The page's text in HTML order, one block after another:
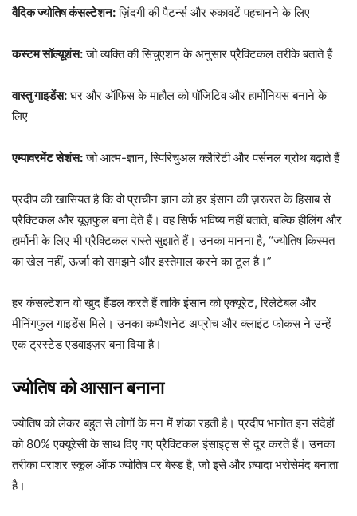
वैदिक ज्योतिष कंसल्टेशन:ज़िंदगी की पैटर्न्स और रुकावटें पहचानने के लिए
कस्टम सॉल्यूशंस:जो व्यक्ति की सिचुएशन के अनुसार प्रैक्टिकल तरीके बताते हैं
वास्तु गाइडेंस:घर और ऑफिस के माहौल को पॉजिटिव और हार्मोनियस बनाने के
लिए
एम्पावरमेंट सेशंस:जो आत्म-ज्ञान, स्पिरिचुअल क्लैरिटी और पर्सनल ग्रोथ बढ़ाते हैं
प्रदीप की खासियत है कि वो प्राचीन ज्ञान को हर इंसान की ज़रूरत के हिसाब से
प्रैक्टिकल और यूज़फुल बना देते हैं। वह सिर्फ भविष्य नहीं बताते, बल्कि हीलिंग और
हार्मोनी के लिए भी प्रैक्टिकल रास्ते सुझाते हैं। उनका मानना है, “ज्योतिष किस्मत
का खेल नहीं, ऊर्जा को समझने और इस्तेमाल करने का टूल है।”
हर कंसल्टेशन वो खुद हैंडल करते हैं ताकि इंसान को एक्यूरेट, रिलेटेबल और
मीनिंगफुल गाइडेंस मिले। उनका कम्पैशनेट अप्रोच और क्लाइंट फोकस ने उन्हें
एक ट्रस्टेड एडवाइज़र बना दिया है।
ज्योतिष को आसान बनाना
ज्योतिष को लेकर बहुत से लोगों के मन में शंका रहती है। प्रदीप भानोत इन संदेहों
को 80% एक्यूरेसी के साथ दिए गए प्रैक्टिकल इंसाइट्स से दूर करते हैं। उनका
तरीका पराशर स्कूल ऑफ ज्योतिष पर बेस्ड है, जो इसे और ज़्यादा भरोसेमंद बनाता
है।